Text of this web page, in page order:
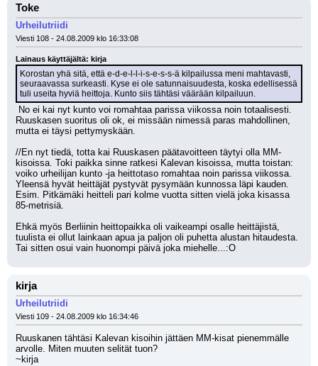
Toke
Urheilutriidi
Viesti 108 - 24.08.2009 klo 16:33:08
Lainaus käyttäjältä: kirja
Korostan yhä sitä, että e-d-e-l-l-i-s-e-s-s-ä kilpailussa meni mahtavasti,
seuraavassa surkeasti. Kyse ei ole satunnaisuudesta, koska edellisessä
tuli useita hyviä heittoja. Kunto siis tähtäsi väärään kilpailuun.
Ruuskasen suoritus oli ok, ei missään nimessä paras mahdollinen,
mutta ei täysi pettymyskään.
//En nyt tiedä, totta kai Ruuskasen päätavoitteen täytyi olla MM-
kisoissa. Toki paikka sinne ratkesi Kalevan kisoissa, mutta toistan:
voiko urheilijan kunto -ja heittotaso romahtaa noin parissa viikossa.
Yleensä hyvät heittäjät pystyvät pysymään kunnossa läpi kauden.
Esim. Pitkämäki heitteli pari kolme vuotta sitten vielä joka kisassa
85-metrisiä.
Ehkä myös Berliinin heittopaikka oli vaikeampi osalle heittäjistä,
tuulista ei ollut lainkaan apua ja paljon oli puhetta alustan hitaudesta.
Tai sitten osui vain huonompi päivä joka miehelle...:O
kirja
Urheilutriidi
Viesti 109 - 24.08.2009 klo 16:34:46
Ruuskanen tähtäsi Kalevan kisoihin jättäen MM-kisat pienemmälle
arvolle. Miten muuten selität tuon?
~kirja